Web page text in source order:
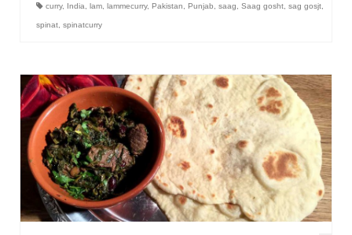
curry, India lam lammecurry, Pakistan Punjab saag Saag gosht sag gosjt
spinat spinatcurry